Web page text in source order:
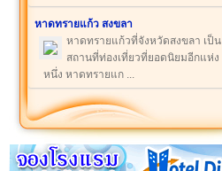
หาดทรายแก้ว สงขลา
หาดทรายแก้วที่จังหวัดสงขลา เป็น
สถานที่ท่องเที่ยวที่ยอดนิยมอีกแห่ง
หนึ่ง หาดทรายแก ...